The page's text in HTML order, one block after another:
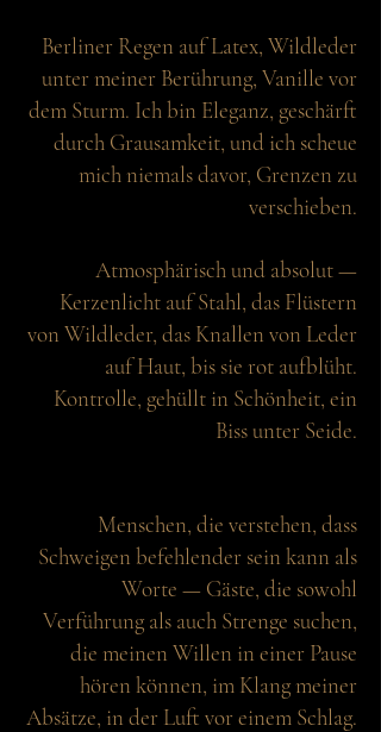
Berliner Regen auf Latex, Wildleder
unter meiner Berührung, Vanille vor
dem Sturm. Ich bin Eleganz, geschärft
durch Grausamkeit, und ich scheue
mich niemals davor, Grenzen zu
verschieben.
Atmosphärisch und absolut —
Kerzenlicht auf Stahl, das Flüstern
von Wildleder, das Knallen von Leder
auf Haut, bis sie rot aufblüht.
Kontrolle, gehüllt in Schönheit, ein
Biss unter Seide.
Menschen, die verstehen, dass
Schweigen befehlender sein kann als
Worte — Gäste, die sowohl
Verführung als auch Strenge suchen,
die meinen Willen in einer Pause
hören können, im Klang meiner
Absätze, in der Luft vor einem Schlag.